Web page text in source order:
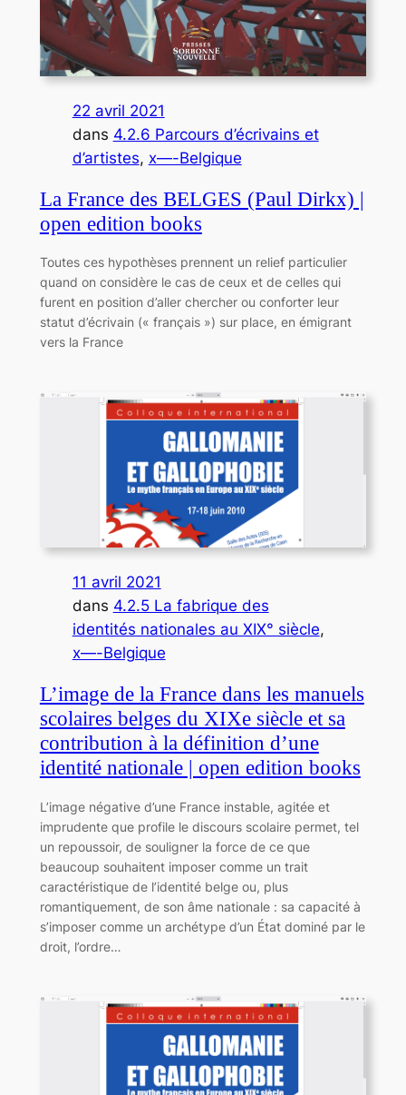
22 avril 2021
dans 4.2.6 Parcours d’écrivains et
d’artistes, x—-Belgique
La France des BELGES (Paul Dirkx) |
open edition books
Toutes ces hypothèses prennent un relief particulier
quand on considère le cas de ceux et de celles qui
furent en position d’aller chercher ou conforter leur
statut d’écrivain (« français ») sur place, en émigrant
vers la France
11 avril 2021
dans 4.2.5 La fabrique des
identités nationales au XIX° siècle
x—-Belgique
L’image de la France dans les manuels
scolaires belges du XIXe siècle et sa
contribution à la définition d’une
identité nationale | open edition books
L’image négative d’une France instable, agitée et
imprudente que profile le discours scolaire permet, tel
un repoussoir, de souligner la force de ce que
beaucoup souhaitent imposer comme un trait
caractéristique de l’identité belge ou, plus
romantiquement, de son âme nationale : sa capacité à
s’imposer comme un archétype d’un État dominé par le
droit, l’ordre…